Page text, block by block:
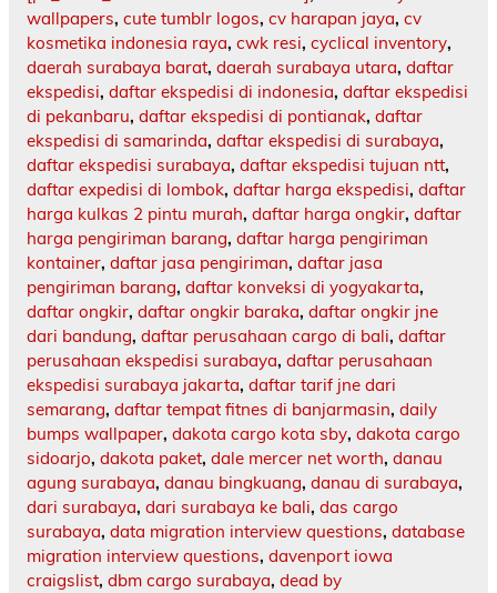
wallpapers, cute tumblr logos, cv harapan jaya, cv
kosmetika indonesia raya, cwk resi, cyclical inventory,
daerah surabaya barat, daerah surabaya utara, daftar
ekspedisi, daftar ekspedisi di indonesia, daftar ekspedisi
di pekanbaru, daftar ekspedisi di pontianak, daftar
ekspedisi di samarinda, daftar ekspedisi di surabaya,
daftar ekspedisi surabaya, daftar ekspedisi tujuan ntt,
daftar expedisi di lombok, daftar harga ekspedisi, daftar
harga kulkas 2 pintu murah, daftar harga ongkir, daftar
harga pengiriman barang, daftar harga pengiriman
kontainer, daftar jasa pengiriman, daftar jasa
pengiriman barang, daftar konveksi di yogyakarta,
daftar ongkir, daftar ongkir baraka, daftar ongkir jne
dari bandung, daftar perusahaan cargo di bali, daftar
perusahaan ekspedisi surabaya, daftar perusahaan
ekspedisi surabaya jakarta, daftar tarif jne dari
semarang, daftar tempat fitnes di banjarmasin, daily
bumps wallpaper, dakota cargo kota sby, dakota cargo
sidoarjo, dakota paket, dale mercer net worth, danau
agung surabaya, danau bingkuang, danau di surabaya,
dari surabaya, dari surabaya ke bali, das cargo
surabaya, data migration interview questions, database
migration interview questions, davenport iowa
craigslist, dbm cargo surabaya, dead by